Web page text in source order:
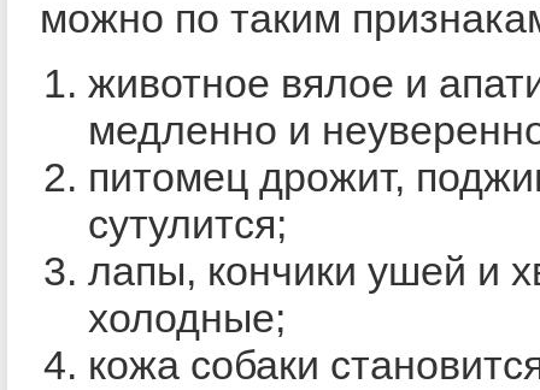
можно по таким
животное вялое и
медленно и
питомец дрожит,
сутулится;
лапы, кончики ушей и
холодные;
кожа собаки